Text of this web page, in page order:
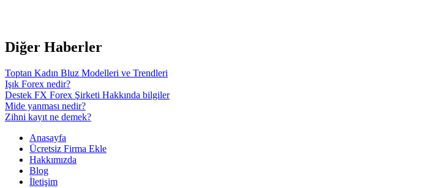
Diğer Haberler
Toptan Kadın Bluz Modelleri ve Trendleri
Işık Forex nedir?
Destek FX Forex Şirketi Hakkında bilgiler
Mide yanması nedir?
Zihni kayıt ne demek?
Anasayfa
Ücretsiz Firma Ekle
Hakkımızda
Blog
İletişim